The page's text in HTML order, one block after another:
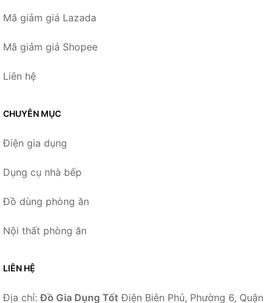
Mã giảm giá Lazada
Mã giảm giá Shopee
Liên hệ
CHUYÊN MỤC
Điện gia dụng
Dụng cụ nhà bếp
Đồ dùng phòng ăn
Nội thất phòng ăn
LIÊN HỆ
Địa chỉ:Đồ Gia Dụng Tốt Điện Biên Phủ, Phường 6, Quận